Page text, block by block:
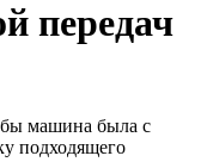
передач
машина была с
подходящего